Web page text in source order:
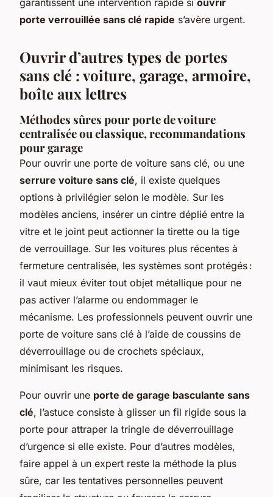
porte verrouillée sans clé rapide s’avère urgent.
Ouvrir d’autres types de portes
sans clé : voiture, garage, armoire,
boîte aux lettres
Méthodes sûres pour porte de voiture
centralisée ou classique, recommandations
pour garage
Pour ouvrir une porte de voiture sans clé, ou une
serrure voiture sans clé, il existe quelques
options à privilégier selon le modèle. Sur les
modèles anciens, insérer un cintre déplié entre la
vitre et le joint peut actionner la tirette ou la tige
de verrouillage. Sur les voitures plus récentes à
fermeture centralisée, les systèmes sont protégés :
il vaut mieux éviter tout objet métallique pour ne
pas activer l’alarme ou endommager le
mécanisme. Les professionnels peuvent ouvrir une
porte de voiture sans clé à l’aide de coussins de
déverrouillage ou de crochets spéciaux,
minimisant les risques.
Pour ouvrir une porte de garage basculante sans
clé, l’astuce consiste à glisser un fil rigide sous la
porte pour attraper la tringle de déverrouillage
d’urgence si elle existe. Pour d’autres modèles,
faire appel à un expert reste la méthode la plus
sûre, car les tentatives personnelles peuvent